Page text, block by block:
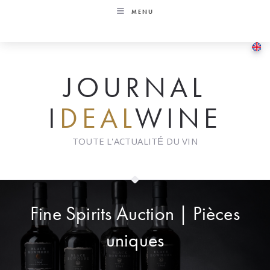
MENU
JOURNAL
I DEALWINE
TOUTE L'ACTUALITÉ DU VIN
Fine Spirits Auction | Pièces
uniques